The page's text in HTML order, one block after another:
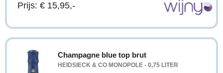
Prijs: € 15,95,-
Champagne blue top brut
HEIDSIECK & CO MONOPOLE - 0,75 LITER